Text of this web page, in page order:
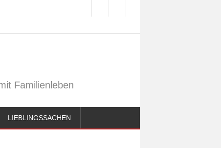
Familienleben
LIEBLINGSSACHEN